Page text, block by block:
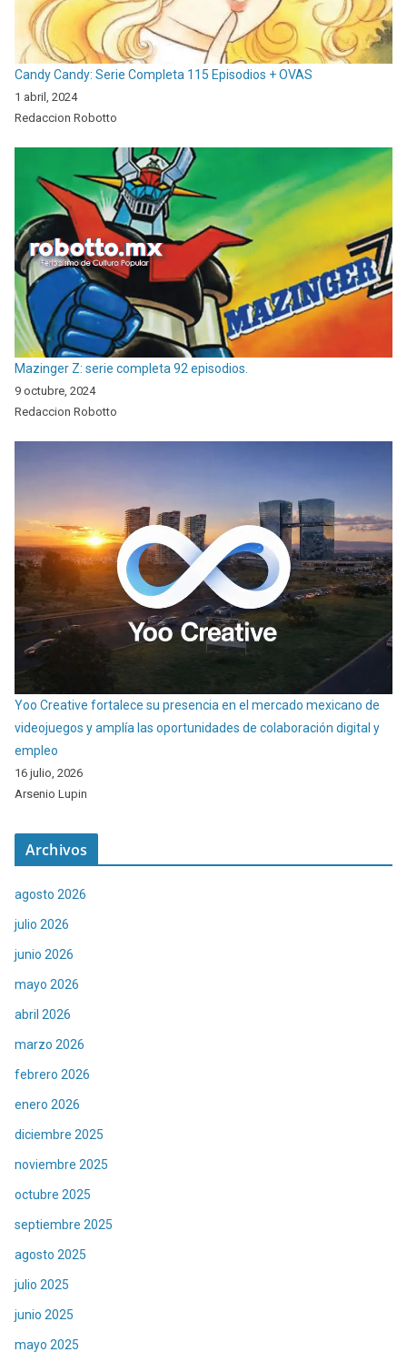
Candy Candy: Serie Completa 115 Episodios + OVAS
1 abril, 2024
Redaccion Robotto
Mazinger Z: serie completa 92 episodios.
9 octubre, 2024
Redaccion Robotto
Yoo Creative fortalece su presencia en el mercado mexicano de
videojuegos y amplía las oportunidades de colaboración digital y
empleo
16 julio, 2026
Arsenio Lupin
Archivos
agosto 2026
julio 2026
junio 2026
mayo 2026
abril 2026
marzo 2026
febrero 2026
enero 2026
diciembre 2025
noviembre 2025
octubre 2025
septiembre 2025
agosto 2025
julio 2025
junio 2025
mayo 2025